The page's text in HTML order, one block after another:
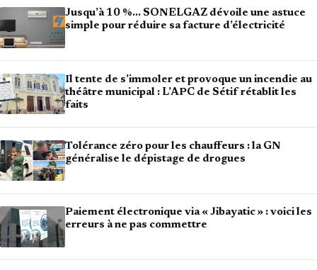
Jusqu’à 10 %… SONELGAZ dévoile une astuce
simple pour réduire sa facture d’électricité
Il tente de s’immoler et provoque un incendie au
théâtre municipal : L’APC de Sétif rétablit les
faits
Tolérance zéro pour les chauffeurs : la GN
généralise le dépistage de drogues
Paiement électronique via « Jibayatic » : voici les
erreurs à ne pas commettre